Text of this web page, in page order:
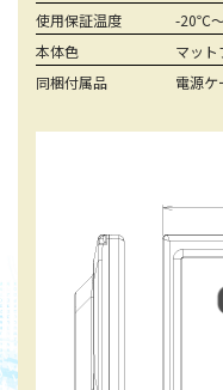
使用保証温度
-20℃
本体色
マット
同梱付属品
電源ケ